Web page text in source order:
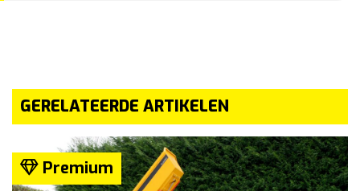
GERELATEERDE ARTIKELEN
Premium